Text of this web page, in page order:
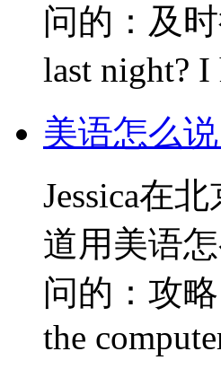
问的：及时
last night? I
美语怎么
Jessica在
道用美语
问的：攻略
the